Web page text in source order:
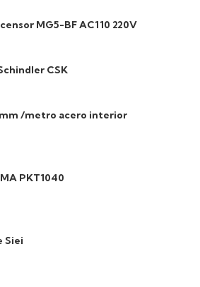
MG5-BF AC110 220V
CSK
/metro acero interior
PKT1040
Siei